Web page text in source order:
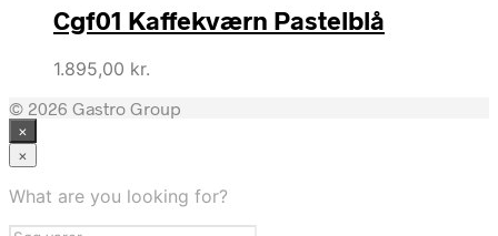
Cgf01 Kaffekværn Pastelblå
1.895,00 kr.
© 2026 Gastro Group
×
×
What are you looking for?